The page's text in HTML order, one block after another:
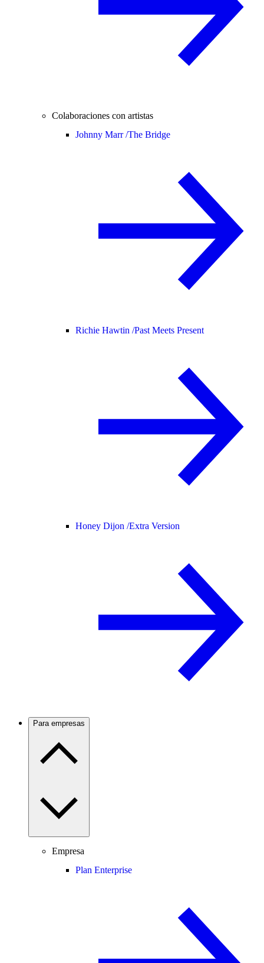
Colaboraciones con artistas
Johnny Marr /The Bridge
Richie Hawtin /Past Meets Present
Honey Dijon /Extra Version
Para empresas
Empresa
Plan Enterprise